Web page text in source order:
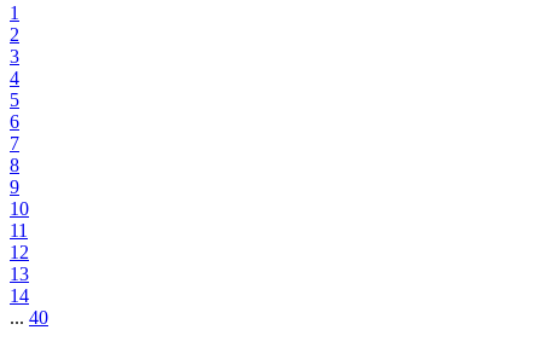
1
2
3
4
5
6
7
8
9
10
11
12
13
14
... 40